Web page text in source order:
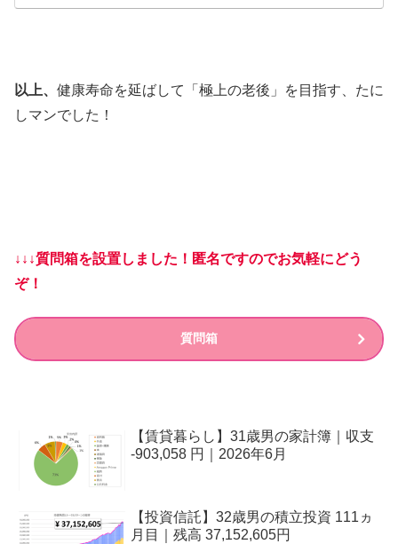
以上、 健康寿命を延ばして「極上の老後」を目指す、たに
しマンでした！
↓↓↓質問箱を設置しました！匿名ですのでお気軽にどう
ぞ！
質問箱
【賃貸暮らし】31歳男の家計簿｜収支
-903,058 円｜2026年6月
【投資信託】32歳男の積立投資 111ヵ
月目｜残高 37,152,605円